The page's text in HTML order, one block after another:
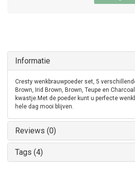
Informatie
Cresty wenkbrauwpoeder set, 5
Brown, Irid Brown, Brown, Teupe en
kwastje.Met de poeder kunt u perfecte
hele dag mooi blijven.
Reviews (0)
Tags (4)